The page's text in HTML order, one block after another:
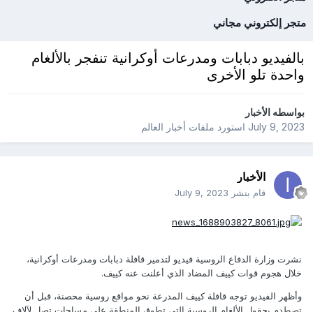
متجر إلكتروني مجاني
بالفيديو دبابات ومدرعات أوكرانية تنفجر بالألغام
واحدة تلو الأخرى
بواسطهالأخبار
July 9, 2023استورد ملفات أخبار العالم
الأخبار
قام بنشر July 9, 2023
نشرت وزارة الدفاع الروسية فيديو لتدمير قافلة دبابات ومدرعات أوكرانية،
خلال هجوم قوات كييف المضاد الذي أعلنت عنه كييف.
وأظهر الفيديو توجه قافلة كييف المدرعة نحو مواقع روسية محصنة، قبل أن